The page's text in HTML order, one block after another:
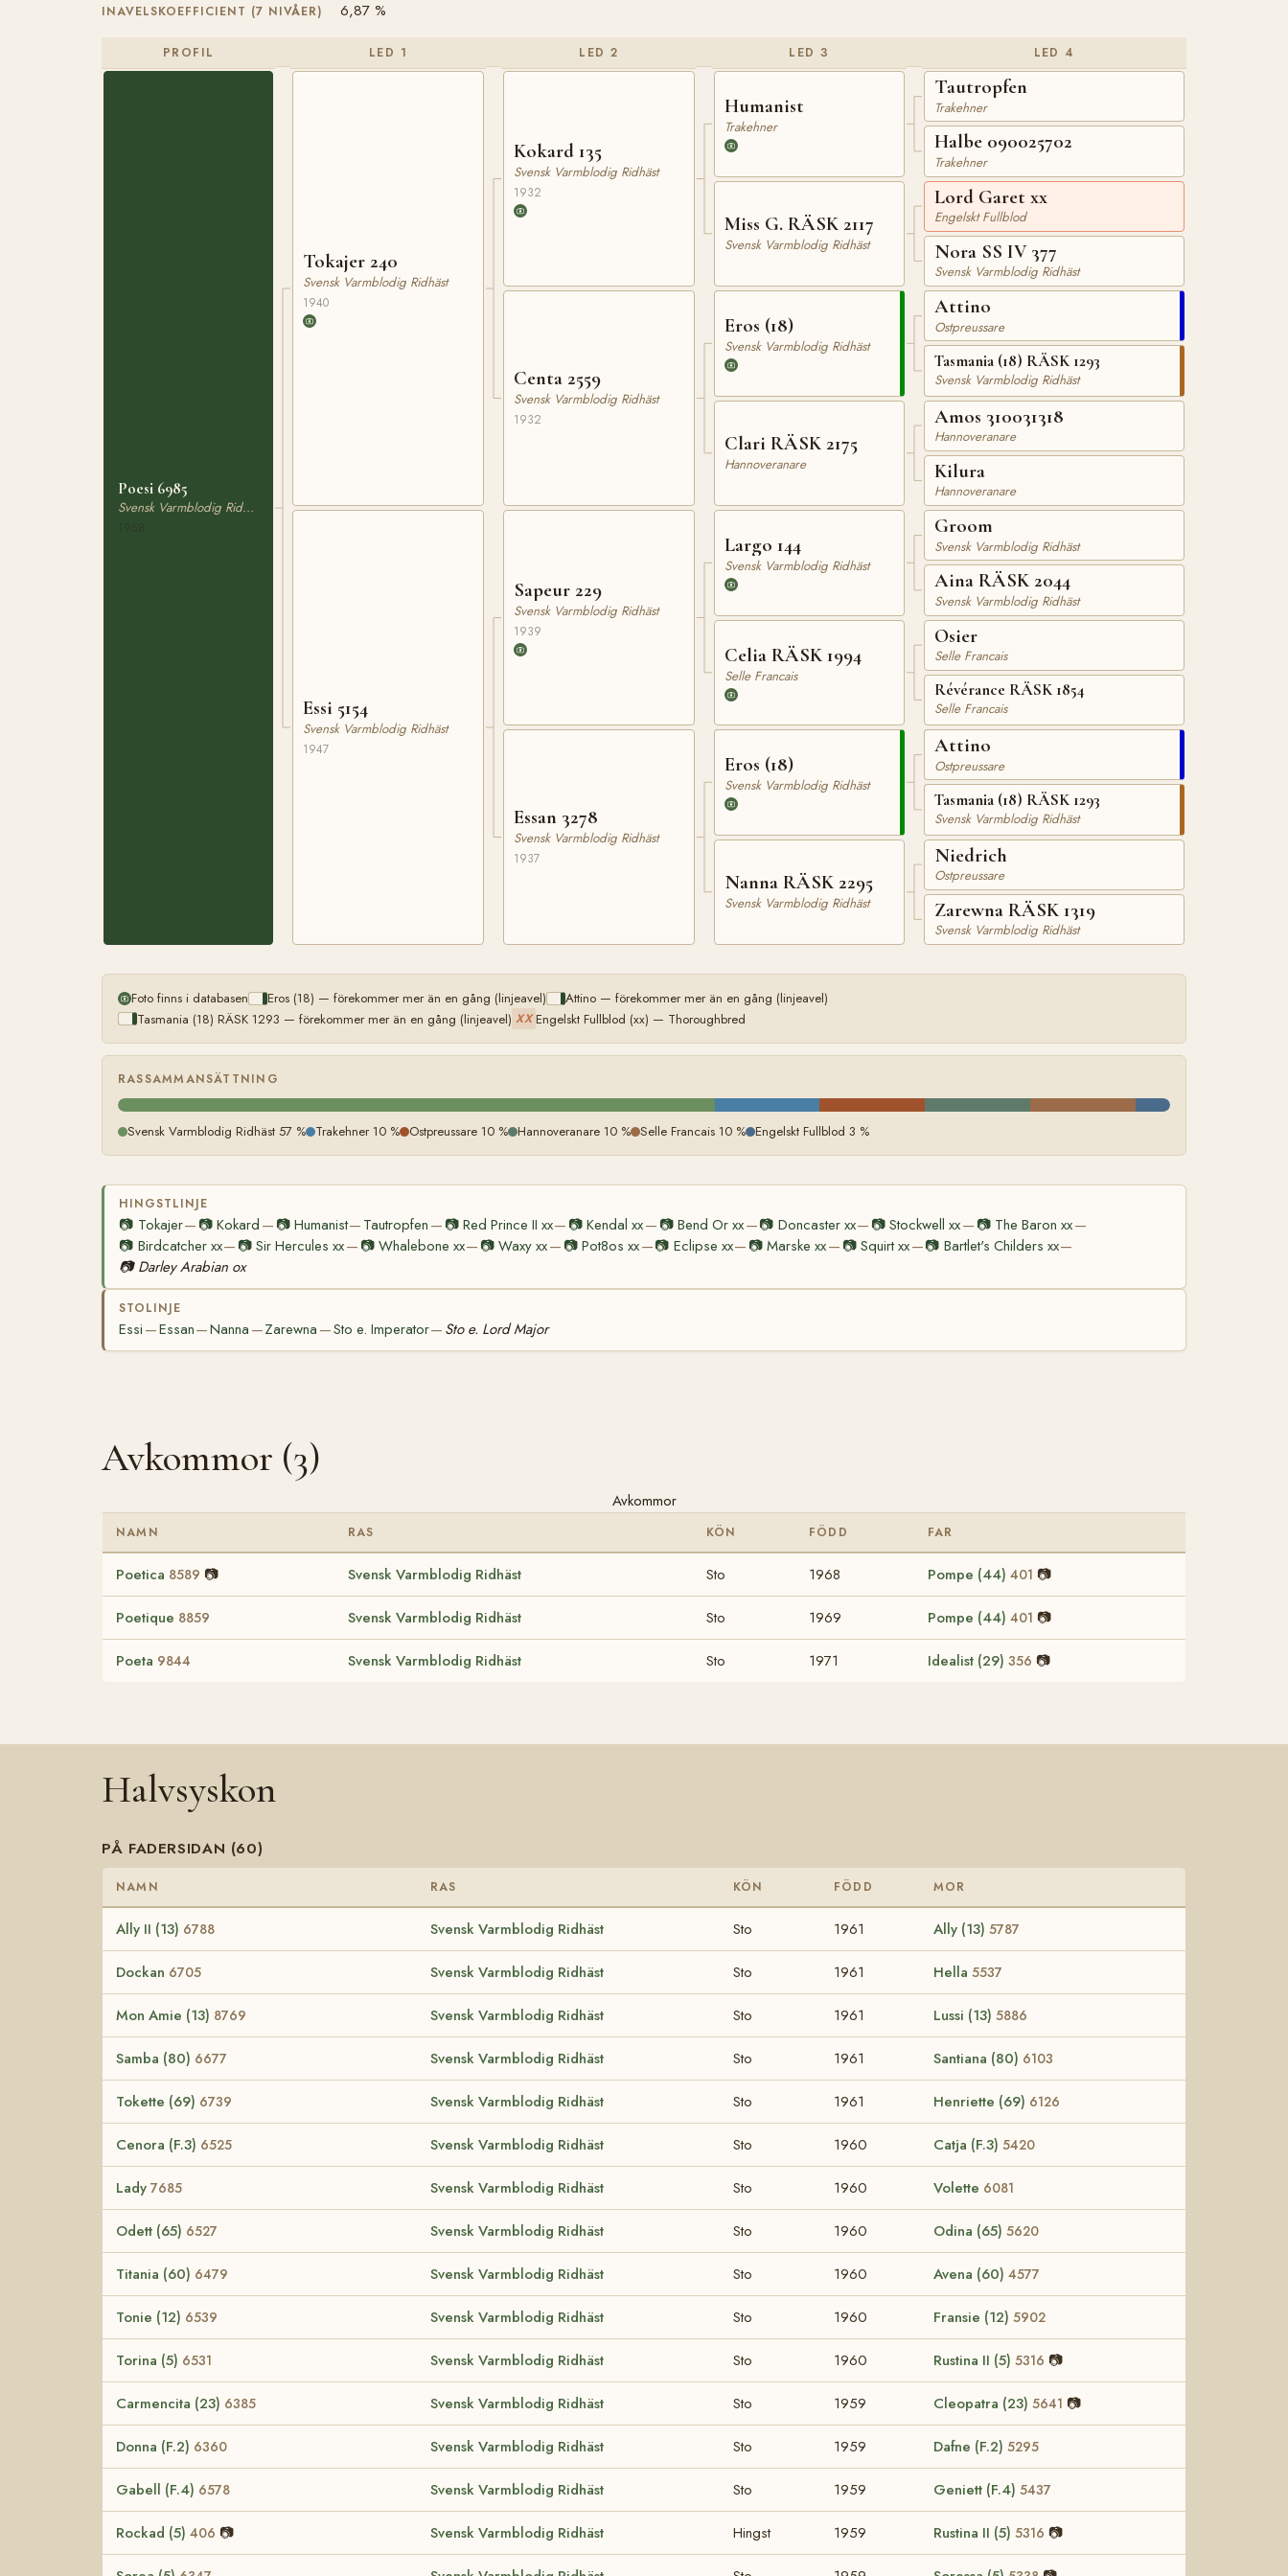
INAVELSKOEFFICIENT (7 NIVÅER) 6,87 %
PROFIL
Poesi 6985
Svensk Varmblodig Ridhäst
LED 1
Tokajer 240
Svensk Varmblodig Ridhäst
1940
Essi 5154
Svensk Varmblodig Ridhäst
1947
LED 2
Kokard 135
Svensk Varmblodig Ridhäst
1932
Centa 2559
Svensk Varmblodig Ridhäst
1932
Sapeur 229
Svensk Varmblodig Ridhäst
1939
Essan 3278
Svensk Varmblodig Ridhäst
1937
LED 3
Humanist
Trakehner
Miss G. RÄSK 2117
Svensk Varmblodig Ridhäst
Eros (18)
Svensk Varmblodig Ridhäst
Clari RÄSK 2175
Hannoveranare
Largo 144
Svensk Varmblodig Ridhäst
Celia RÄSK 1994
Selle Francais
Eros (18)
Svensk Varmblodig Ridhäst
Nanna RÄSK 2295
Svensk Varmblodig Ridhäst
LED 4
Tautropfen
Trakehner
Halbe 090025702
Trakehner
Lord Garet xx
Engelskt Fullblod
Nora SS IV 377
Svensk Varmblodig Ridhäst
Attino
Ostpreussare
Tasmania (18) RÄSK 1293
Svensk Varmblodig Ridhäst
Amos 310031318
Hannoveranare
Kilura
Hannoveranare
Groom
Svensk Varmblodig Ridhäst
Aina RÄSK 2044
Svensk Varmblodig Ridhäst
Osier
Selle Francais
Révérance RÄSK 1854
Selle Francais
Attino
Ostpreussare
Tasmania (18) RÄSK 1293
Svensk Varmblodig Ridhäst
Niedrich
Ostpreussare
Zarewna RÄSK 1319
Svensk Varmblodig Ridhäst
Foto finns i databasen Eros (18) — förekommer mer än en gång (linjeavel)
Attino — förekommer mer än en gång (linjeavel)
Tasmania (18) RÄSK 1293 — förekommer mer än en gång (linjeavel) XX Engelskt Fullblod (xx) — Thoroughbred
RASSAMMANSÄTTNING
Svensk Varmblodig Ridhäst 57 % Trakehner 10 % Ostpreussare 10 % Hannoveranare 10 % Selle Francais 10 % Engelskt Fullblod 3 %
HINGSTLINJE
📷 Tokajer— 📷Kokard — 📷 Humanist— Tautropfen — 📷 Red Prince II xx— 📷 Kendal xx— 📷Bend Or xx—📷 Doncaster xx— 📷Stockwell xx— 📷 The Baron xx—
📷 Birdcatcher xx— 📷Sir Hercules xx— 📷 Whalebone xx— 📷 Waxy xx— 📷Pot8os xx—📷 Eclipse xx— 📷Marske xx— 📷Squirt xx—📷 Bartlet's Childers xx—
📷 Darley Arabian ox
STOLINJE
Essi —Essan—Nanna —Zarewna —Sto e. Imperator— Sto e. Lord Major
Avkommor (3)
Avkommor
NAMN RAS KÖN FÖDD FAR
Poetica 8589 📷 Svensk Varmblodig Ridhäst Sto 1968 Pompe (44) 401 📷
Poetique 8859 Svensk Varmblodig Ridhäst Sto 1969 Pompe (44) 401 📷
Poeta 9844 Svensk Varmblodig Ridhäst Sto 1971 Idealist (29) 356 📷
Halvsyskon
PÅ FADERSIDAN (60)
NAMN RAS KÖN FÖDD MOR
Ally II (13) 6788 Svensk Varmblodig Ridhäst Sto 1961 Ally (13) 5787
Dockan 6705 Svensk Varmblodig Ridhäst Sto 1961 Hella 5537
Mon Amie (13) 8769 Svensk Varmblodig Ridhäst Sto 1961 Lussi (13) 5886
Samba (80) 6677 Svensk Varmblodig Ridhäst Sto 1961 Santiana (80) 6103
Tokette (69) 6739 Svensk Varmblodig Ridhäst Sto 1961 Henriette (69) 6126
Cenora (F.3) 6525 Svensk Varmblodig Ridhäst Sto 1960 Catja (F.3) 5420
Lady 7685 Svensk Varmblodig Ridhäst Sto 1960 Volette 6081
Odett (65) 6527 Svensk Varmblodig Ridhäst Sto 1960 Odina (65) 5620
Titania (60) 6479 Svensk Varmblodig Ridhäst Sto 1960 Avena (60) 4577
Tonie (12) 6539 Svensk Varmblodig Ridhäst Sto 1960 Fransie (12) 5902
Torina (5) 6531 Svensk Varmblodig Ridhäst Sto 1960 Rustina II (5) 5316 📷
Carmencita (23) 6385 Svensk Varmblodig Ridhäst Sto 1959 Cleopatra (23) 5641 📷
Donna (F.2) 6360 Svensk Varmblodig Ridhäst Sto 1959 Dafne (F.2) 5295
Gabell (F.4) 6578 Svensk Varmblodig Ridhäst Sto 1959 Geniett (F.4) 5437
Rockad (5) 406 📷 Svensk Varmblodig Ridhäst Hingst 1959 Rustina II (5) 5316 📷